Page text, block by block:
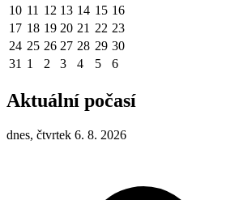
10 11 12 13 14 15 16
17 18 19 20 21 22 23
24 25 26 27 28 29 30
31 1 2 3 4 5 6
Aktuální počasí
dnes, čtvrtek 6. 8. 2026